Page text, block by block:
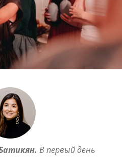
В первый день